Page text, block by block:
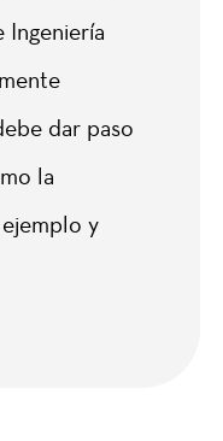
Ingeniería
dar paso
la
y